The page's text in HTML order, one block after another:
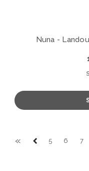
Nuna -
« 5 6 7